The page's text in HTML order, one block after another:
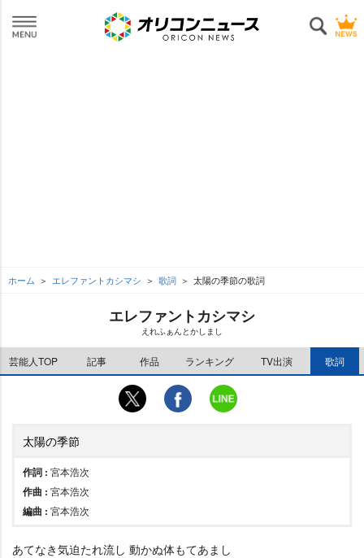
ホーム エレファントカシマシ 歌詞 太陽の季節の歌詞
エレファントカシマシ
えれふぁんとかしまし
芸能人TOP 記事 作品 ランキング TV出演 歌詞
太陽の季節
作詞 : 宮本浩次
作曲 : 宮本浩次
編曲 : 宮本浩次
あてなき気迫たれ流し 動かぬ体もてあまし